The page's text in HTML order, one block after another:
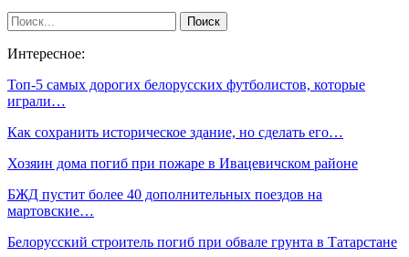
Интересное:
​Топ-5 самых дорогих белорусских футболистов, которые
играли…
Как сохранить историческое здание, но сделать его…
Хозяин дома погиб при пожаре в Ивацевичском районе
БЖД пустит более 40 дополнительных поездов на
мартовские…
Белорусский строитель погиб при обвале грунта в Татарстане